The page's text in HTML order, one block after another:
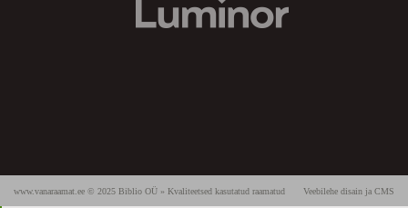
Veebilehe disain ja CMS
www.vanaraamat.ee © 2025 Biblio OÜ » Kvaliteetsed kasutatud raamatud